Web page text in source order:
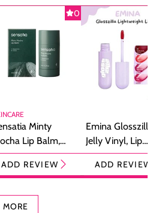
0
Minty
Lip Balm,
Bibir
Aroma
ADD REVIEW
Emina
Jelly Vinyl, Lip
Cream Glossy
Ringan
ADD
MORE